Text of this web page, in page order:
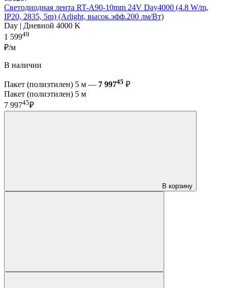
Светодиодная лента RT-A90-10mm 24V Day4000 (4.8 W/m,
IP20, 2835, 5m) (Arlight, высок.эфф.200 лм/Вт)
Day | Дневной 4000 K
1 59949
₽/м
В наличии
Пакет (полиэтилен) 5 м — 7 99745 ₽
Пакет (полиэтилен) 5 м
7 99745₽
В корзину